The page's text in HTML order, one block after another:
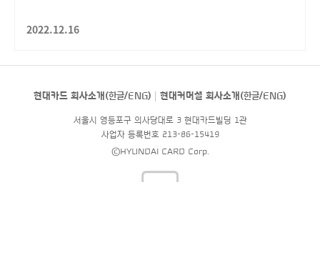
2022.12.16
현대카드 회사소개(한글/ENG) 현대커머셜 회사소개(한글/ENG)
서울시 영등포구 의사당대로 3 현대카드빌딩 1관
사업자 등록번호 213-86-15419
©HYUNDAI CARD Corp.